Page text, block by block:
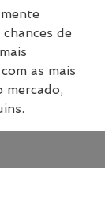
de
as mais
mercado,